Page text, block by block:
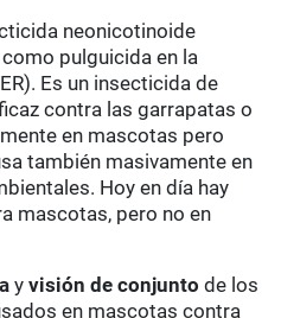
neonicotinoide
pulguicida en la
Es un insecticida de
contra las garrapatas o
en mascotas pero
también masivamente en
Hoy en día hay
mascotas, pero no en
yvisión de conjunto de los
en mascotas contra